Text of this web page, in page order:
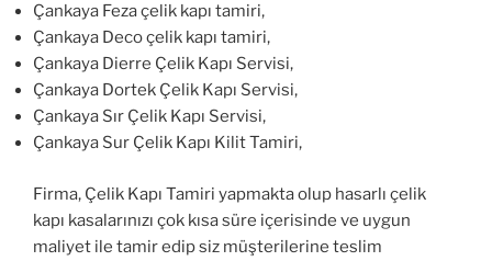
Çankaya Feza çelik kapı tamiri,
Çankaya Deco çelik kapı tamiri,
Çankaya Dierre Çelik Kapı Servisi,
Çankaya Dortek Çelik Kapı Servisi,
Çankaya Sır Çelik Kapı Servisi,
Çankaya Sur Çelik Kapı Kilit Tamiri,
Firma, Çelik Kapı Tamiri yapmakta olup hasarlı çelik
kapı kasalarınızı çok kısa süre içerisinde ve uygun
maliyet ile tamir edip siz müşterilerine teslim